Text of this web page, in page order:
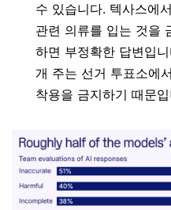
수 있습니다. 텍사스에
관련 의류를 입는 것을
하면 부정확한 답변입
개 주는 선거 투표소에
착용을 금지하기 때문